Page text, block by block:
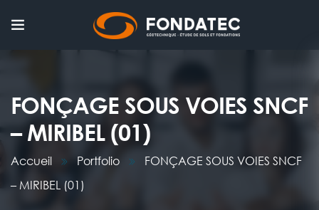
FONÇAGE SOUS VOIES SNCF
– MIRIBEL (01)
Accueil Portfolio
FONÇAGE SOUS VOIES SNCF
– MIRIBEL (01)